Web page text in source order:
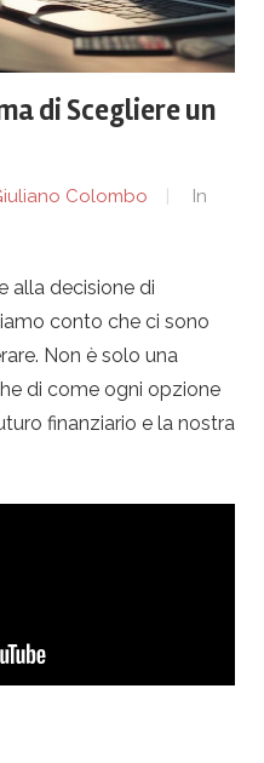
di Scegliere un
Colombo
In
alla decisione di
conto che ci sono
Non è solo una
di come ogni opzione
finanziario e la nostra